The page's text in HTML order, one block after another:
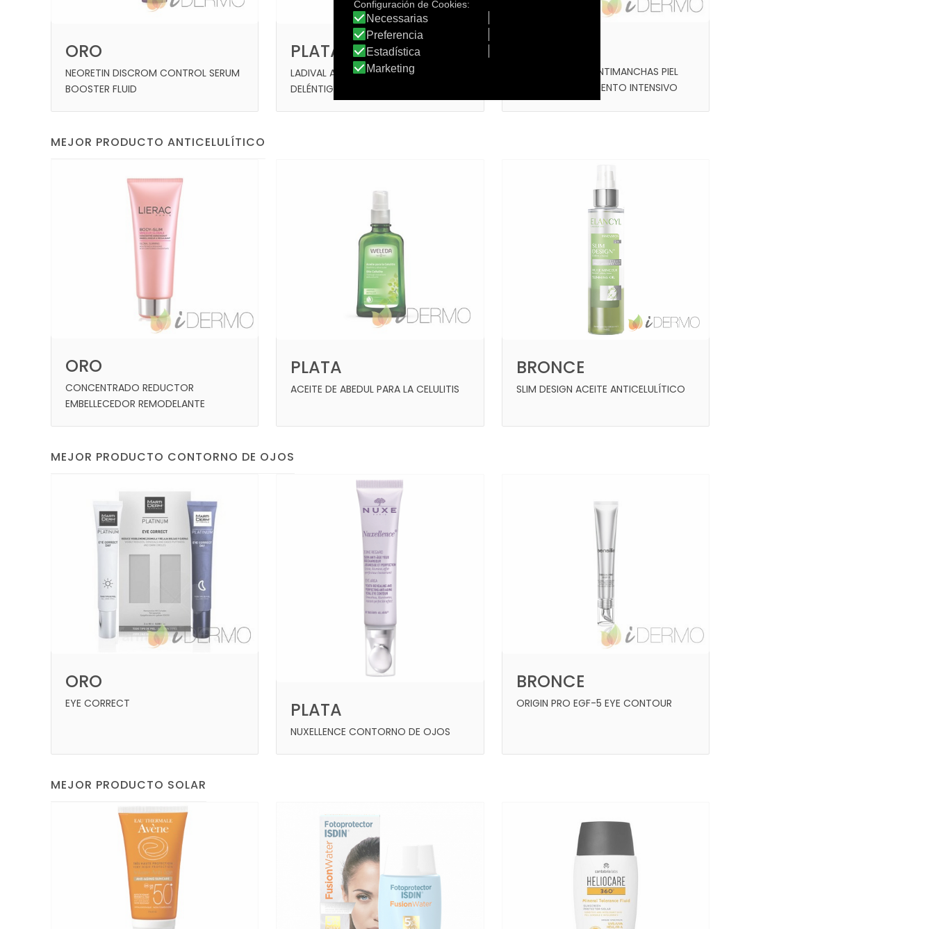
ORO
NEORETIN DISCROM CONTROL SERUM
BOOSTER FLUID
PLATA
LADIVAL ACCIÓN ANTI-MANCHAS CON
DELÉNTIGO TOQUE SECO FPS50+
BIO10 PROTECT ANTIMANCHAS PIEL
SENSIBLE. TRATAMIENTO INTENSIVO
MEJOR PRODUCTO ANTICELULÍTICO
ORO
CONCENTRADO REDUCTOR
EMBELLECEDOR REMODELANTE
PLATA
ACEITE DE ABEDUL PARA LA CELULITIS
BRONCE
SLIM DESIGN ACEITE ANTICELULÍTICO
MEJOR PRODUCTO CONTORNO DE OJOS
ORO
EYE CORRECT PLATA
NUXELLENCE CONTORNO DE OJOS
BRONCE
ORIGIN PRO EGF-5 EYE CONTOUR
MEJOR PRODUCTO SOLAR